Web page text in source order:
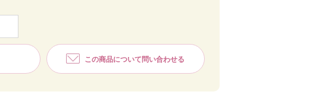
この商品について問い合わせる